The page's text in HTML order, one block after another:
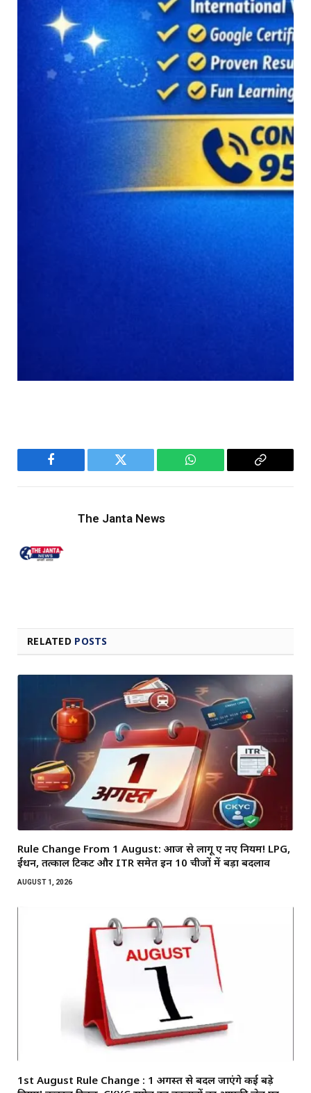
Facebook Twitter WhatsApp
Copy
The Janta News
RELATED POSTS
Rule Change From 1 August: आज से लागू हुए नए नियम! LPG,
ईंधन, तत्काल टिकट और ITR समेत इन 10 चीजों में बड़ा बदलाव
AUGUST 1, 2026
1st August Rule Change : 1 अगस्त से बदल जाएंगे कई बड़े